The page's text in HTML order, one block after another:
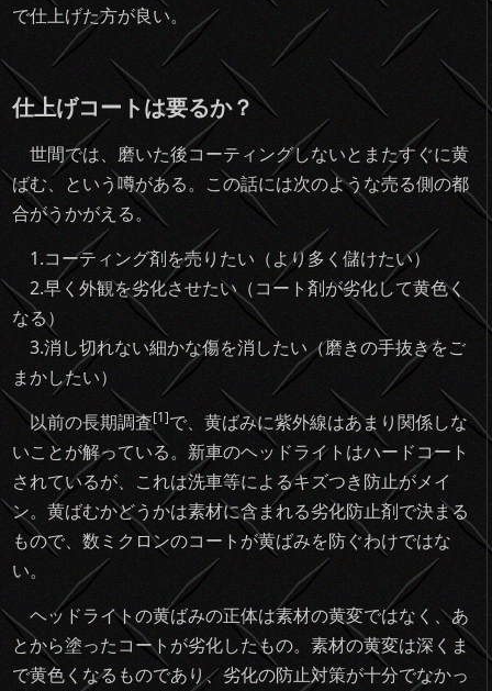
で仕上げた方が良い。
仕上げコートは要るか？
世間では、磨いた後コーティングしないとまたすぐに黄
ばむ、という噂がある。この話には次のような売る側の都
合がうかがえる。
1.コーティング剤を売りたい（より多く儲けたい）
2.早く外観を劣化させたい（コート剤が劣化して黄色く
なる）
3.消し切れない細かな傷を消したい（磨きの手抜きをご
まかしたい）
以前の長期調査[1]で、黄ばみに紫外線はあまり関係しな
いことが解っている。新車のヘッドライトはハードコート
されているが、これは洗車等によるキズつき防止がメイ
ン。黄ばむかどうかは素材に含まれる劣化防止剤で決まる
もので、数ミクロンのコートが黄ばみを防ぐわけではな
い。
ヘッドライトの黄ばみの正体は素材の黄変ではなく、あ
とから塗ったコートが劣化したもの。素材の黄変は深くま
で黄色くなるものであり、劣化の防止対策が十分でなかっ